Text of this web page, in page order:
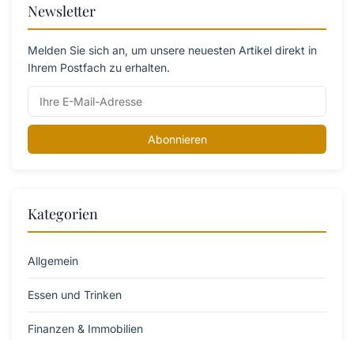
Newsletter
Melden Sie sich an, um unsere neuesten Artikel direkt in
Ihrem Postfach zu erhalten.
Abonnieren
Kategorien
Allgemein
Essen und Trinken
Finanzen & Immobilien